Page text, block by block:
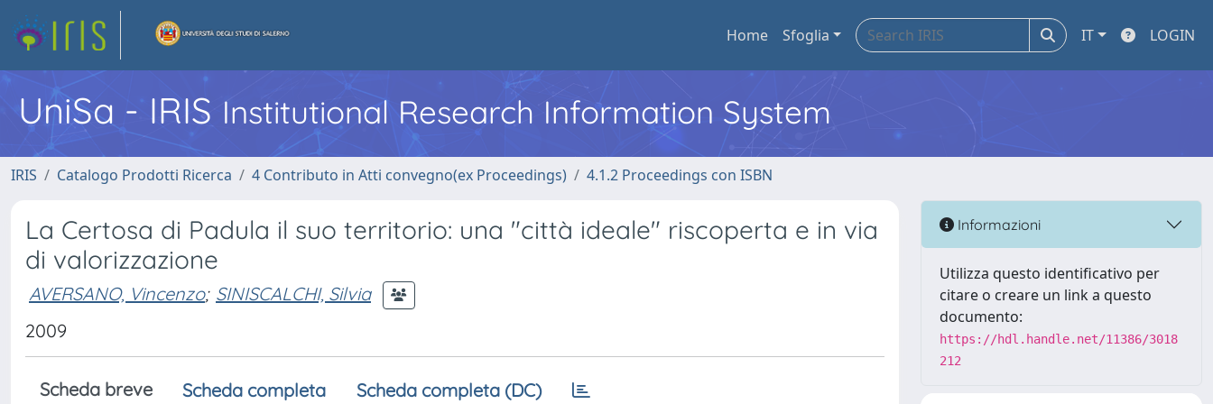
Home Sfoglia IT LOGIN
UniSa - IRIS Institutional Research Information System
IRIS Catalogo Prodotti Ricerca 4 Contributo in Atti convegno(ex Proceedings) 4.1.2 Proceedings con ISBN
La Certosa di Padula il suo territorio: una "città ideale" riscoperta e in via
di valorizzazione
AVERSANO, Vincenzo; SINISCALCHI, Silvia
2009
Scheda breve Scheda completa Scheda completa (DC)
Informazioni
Utilizza questo identificativo per
citare o creare un link a questo
documento:
https://hdl.handle.net/11386/3018
212